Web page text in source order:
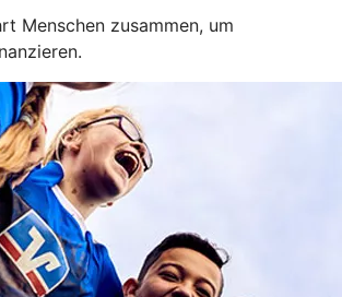
Menschen zusammen, um